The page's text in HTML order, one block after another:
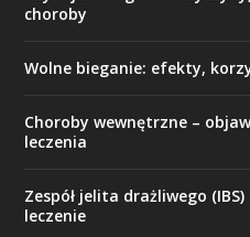
choroby
Wolne bieganie: efekty,
Choroby wewnętrzne –
leczenia
Zespół jelita drażliwego
leczenie